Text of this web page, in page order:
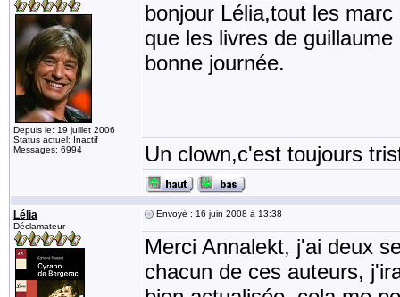
Depuis le: 19 juillet 2006
Status actuel: Inactif
Messages: 6994
bonjour Lélia,tout les
que les livres de
bonne journée.
Un clown,c'est toujours
Lélia
Déclamateur
Envoyé : 16 juin 2008 à 13:38
Merci Annalekt, j'ai deux
chacun de ces auteurs,